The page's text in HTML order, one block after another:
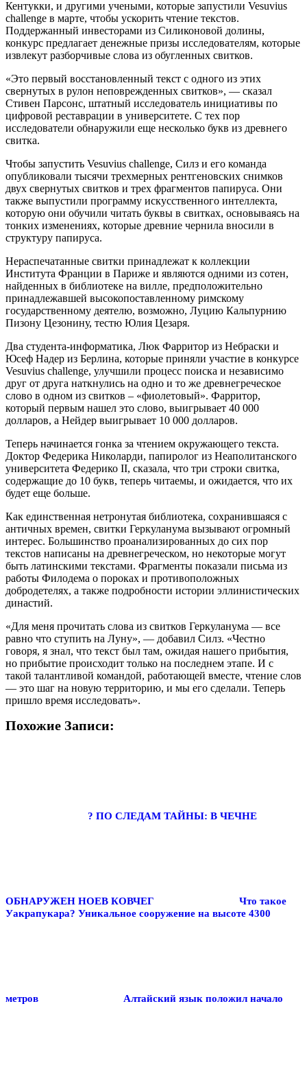
Кентукки, и другими учеными, которые запустили Vesuvius
challenge в марте, чтобы ускорить чтение текстов.
Поддержанный инвесторами из Силиконовой долины,
конкурс предлагает денежные призы исследователям, которые
извлекут разборчивые слова из обугленных свитков.
«Это первый восстановленный текст с одного из этих
свернутых в рулон неповрежденных свитков», — сказал
Стивен Парсонс, штатный исследователь инициативы по
цифровой реставрации в университете. С тех пор
исследователи обнаружили еще несколько букв из древнего
свитка.
Чтобы запустить Vesuvius challenge, Силз и его команда
опубликовали тысячи трехмерных рентгеновских снимков
двух свернутых свитков и трех фрагментов папируса. Они
также выпустили программу искусственного интеллекта,
которую они обучили читать буквы в свитках, основываясь на
тонких изменениях, которые древние чернила вносили в
структуру папируса.
Нераспечатанные свитки принадлежат к коллекции
Института Франции в Париже и являются одними из сотен,
найденных в библиотеке на вилле, предположительно
принадлежавшей высокопоставленному римскому
государственному деятелю, возможно, Луцию Кальпурнию
Пизону Цезонину, тестю Юлия Цезаря.
Два студента-информатика, Люк Фарритор из Небраски и
Юсеф Надер из Берлина, которые приняли участие в конкурсе
Vesuvius challenge, улучшили процесс поиска и независимо
друг от друга наткнулись на одно и то же древнегреческое
слово в одном из свитков – «фиолетовый». Фарритор,
который первым нашел это слово, выигрывает 40 000
долларов, а Нейдер выигрывает 10 000 долларов.
Теперь начинается гонка за чтением окружающего текста.
Доктор Федерика Николарди, папиролог из Неаполитанского
университета Федерико II, сказала, что три строки свитка,
содержащие до 10 букв, теперь читаемы, и ожидается, что их
будет еще больше.
Как единственная нетронутая библиотека, сохранившаяся с
античных времен, свитки Геркуланума вызывают огромный
интерес. Большинство проанализированных до сих пор
текстов написаны на древнегреческом, но некоторые могут
быть латинскими текстами. Фрагменты показали письма из
работы Филодема о пороках и противоположных
добродетелях, а также подробности истории эллинистических
династий.
«Для меня прочитать слова из свитков Геркуланума — все
равно что ступить на Луну», — добавил Силз. «Честно
говоря, я знал, что текст был там, ожидая нашего прибытия,
но прибытие происходит только на последнем этапе. И с
такой талантливой командой, работающей вместе, чтение слов
— это шаг на новую территорию, и мы его сделали. Теперь
пришло время исследовать».
Похожие Записи:
? ПО СЛЕДАМ ТАЙНЫ: В ЧЕЧНЕ
ОБНАРУЖЕН НОЕВ КОВЧЕГ
Что такое
Уакрапукара? Уникальное сооружение на высоте 4300
метров Алтайский язык положил начало